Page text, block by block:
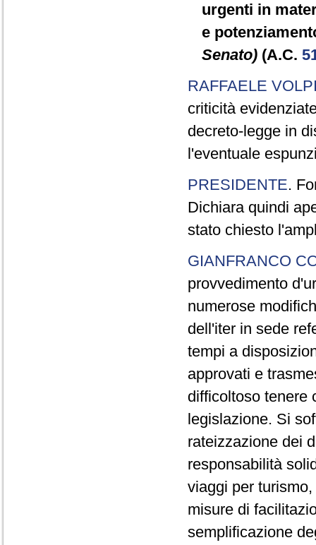
urgenti in
e
Senato) (A.C.
RAFFAELE
criticità
decreto-legge in
l'eventuale
PRESIDENTE.
Dichiara quindi
stato chiesto
GIANFRANCO
provvedimento
numerose
dell'iter in sede
tempi a
approvati e
difficoltoso tenere
legislazione. Si
rateizzazione dei
responsabilità
viaggi per
misure di
semplificazione